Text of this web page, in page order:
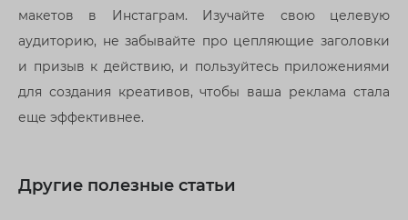
макетов в Инстаграм. Изучайте свою целевую
аудиторию, не забывайте про цепляющие заголовки
и призыв к действию, и пользуйтесь приложениями
для создания креативов, чтобы ваша реклама стала
еще эффективнее.
Другие полезные статьи